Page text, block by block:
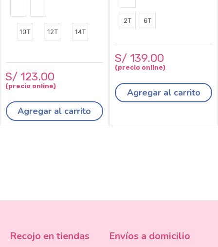
10T 12T 14T
S/ 123.00
Agregar al carrito
2T 6T
S/ 139.00
Agregar al carrito
Recojo en tiendas Envíos a domicilio